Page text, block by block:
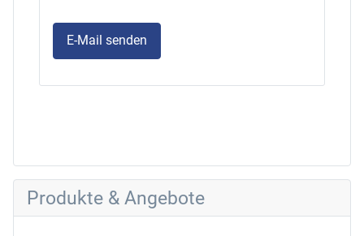
Produkte & Angebote